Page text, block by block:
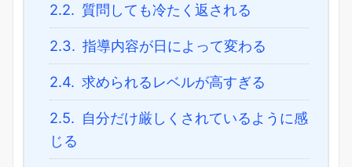
2.2. 質問しても冷たく返される
2.3. 指導内容が日によって変わる
2.4. 求められるレベルが高すぎる
2.5. 自分だけ厳しくされているように感
じる